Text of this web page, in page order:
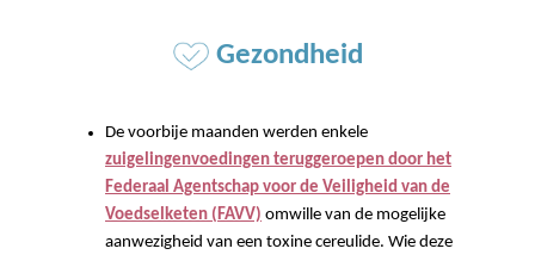
Gezondheid
De voorbije maanden werden enkele
zuigelingenvoedingen teruggeroepen door het
Federaal Agentschap voor de Veiligheid van de
Voedselketen (FAVV) omwille van de mogelijke
aanwezigheid van een toxine cereulide. Wie deze